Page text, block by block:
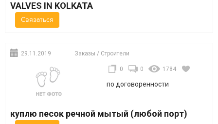
VALVES IN KOLKATA
Связаться
29.11.2019 Заказы / Строители
1784
0
0
по договоренности
куплю песок речной мытый (любой порт)